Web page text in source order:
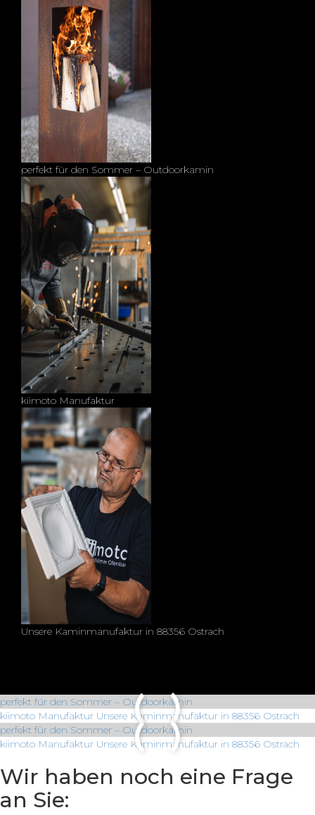
perfekt für den Sommer – Outdoorkamin
kiimoto Manufaktur
Unsere Kaminmanufaktur in 88356 Ostrach
perfekt für den Sommer – Outdoorkamin
kiimoto Manufaktur Unsere Kaminmanufaktur in 88356 Ostrach
perfekt für den Sommer – Outdoorkamin
kiimoto Manufaktur Unsere Kaminmanufaktur in 88356 Ostrach
Wir haben noch eine Frage
an Sie: